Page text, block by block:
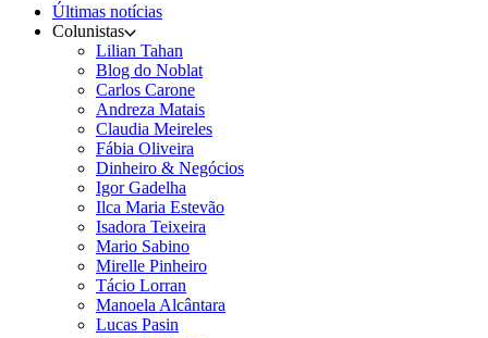
Últimas notícias
Colunistas
Lilian Tahan
Blog do Noblat
Carlos Carone
Andreza Matais
Claudia Meireles
Fábia Oliveira
Dinheiro & Negócios
Igor Gadelha
Ilca Maria Estevão
Isadora Teixeira
Mario Sabino
Mirelle Pinheiro
Tácio Lorran
Manoela Alcântara
Lucas Pasin